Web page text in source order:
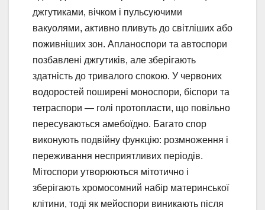
джгутиками, вічком і пульсуючими
вакуолями, активно пливуть до світліших або
поживніших зон. Апланоспори та автоспори
позбавлені джгутиків, але зберігають
здатність до тривалого спокою. У червоних
водоростей поширені моноспори, біспори та
тетраспори — голі протопласти, що повільно
пересуваються амебоїдно. Багато спор
виконують подвійну функцію: розмноження і
переживання несприятливих періодів.
Мітоспори утворюються мітотично і
зберігають хромосомний набір материнської
клітини, тоді як мейоспори виникають після